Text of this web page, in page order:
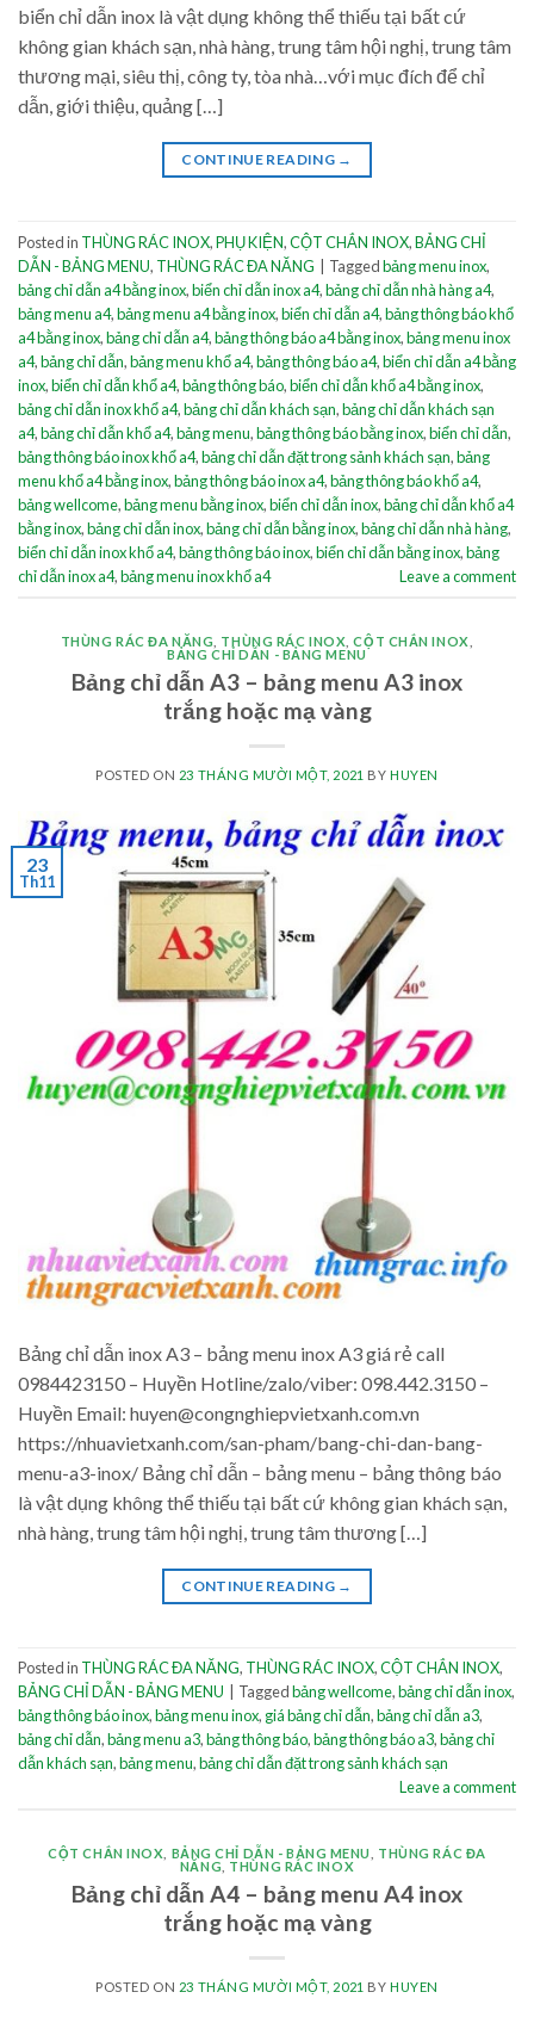
biển chỉ dẫn inox là vật dụng không thể thiếu tại bất cứ
không gian khách sạn, nhà hàng, trung tâm hội nghị, trung tâm
thương mại, siêu thị, công ty, tòa nhà…với mục đích để chỉ
dẫn, giới thiệu, quảng […]
CONTINUE READING →
Posted in THÙNG RÁC INOX,PHỤ KIỆN,CỘT CHẮN INOX,BẢNG CHỈ
DẪN - BẢNG MENU, THÙNG RÁC ĐA NĂNG Taggedbảng menu inox,
bảng chỉ dẫn a4 bằng inox,biển chỉ dẫn inox a4,bảng chỉ dẫn nhà hàng a4,
bảng menu a4,bảng menu a4 bằng inox,biển chỉ dẫn a4,bảng thông báo khổ
a4 bằng inox,bảng chỉ dẫn a4,bảng thông báo a4 bằng inox,bảng menu inox
a4,bảng chỉ dẫn,bảng menu khổ a4,bảng thông báo a4,biển chỉ dẫn a4 bằng
inox,biển chỉ dẫn khổ a4,bảng thông báo,biển chỉ dẫn khổ a4 bằng inox,
bảng chỉ dẫn inox khổ a4,bảng chỉ dẫn khách sạn,bảng chỉ dẫn khách sạn
a4,bảng chỉ dẫn khổ a4,bảng menu,bảng thông báo bằng inox,biển chỉ dẫn,
bảng thông báo inox khổ a4,bảng chỉ dẫn đặt trong sảnh khách sạn,bảng
menu khổ a4 bằng inox,bảng thông báo inox a4,bảng thông báo khổ a4,
bảng wellcome,bảng menu bằng inox,biển chỉ dẫn inox,bảng chỉ dẫn khổ a4
bằng inox,bảng chỉ dẫn inox,bảng chỉ dẫn bằng inox,bảng chỉ dẫn nhà hàng,
biển chỉ dẫn inox khổ a4,bảng thông báo inox,biển chỉ dẫn bằng inox,bảng
chỉ dẫn inox a4,bảng menu inox khổ a4 Leave a comment
THÙNG RÁC ĐA NĂNG THÙNG RÁC INOX ,CỘT CHẮN INOX
BẢNG CHỈ DẪN - BẢNG MENU
Bảng chỉ dẫn A3 – bảng menu A3 inox
trắng hoặc mạ vàng
POSTED ON 23 THÁNG MƯỜI MỘT, 2021 BY HUYEN
23
Th11
Bảng chỉ dẫn inox A3 – bảng menu inox A3 giá rẻ call
0984423150 – Huyền Hotline/zalo/viber: 098.442.3150 –
Huyền Email: huyen@congnghiepvietxanh.com.vn
https://nhuavietxanh.com/san-pham/bang-chi-dan-bang-
menu-a3-inox/ Bảng chỉ dẫn – bảng menu – bảng thông báo
là vật dụng không thể thiếu tại bất cứ không gian khách sạn,
nhà hàng, trung tâm hội nghị, trung tâm thương […]
CONTINUE READING →
Posted in THÙNG RÁC ĐA NĂNG, THÙNG RÁC INOX,CỘT CHẮN INOX,
BẢNG CHỈ DẪN - BẢNG MENU
Taggedbảng wellcome,bảng chỉ dẫn inox,
bảng thông báo inox,bảng menu inox, giá bảng chỉ dẫn,bảng chỉ dẫn a3,
bảng chỉ dẫn,bảng menu a3,bảng thông báo,bảng thông báo a3,bảng chỉ
dẫn khách sạn,bảng menu,bảng chỉ dẫn đặt trong sảnh khách sạn
Leave a comment
CỘT CHẮN INOX BẢNG CHỈ DẪN - BẢNG MENU
THÙNG RÁC ĐA
NĂNG
THÙNG RÁC INOX
Bảng chỉ dẫn A4 – bảng menu A4 inox
trắng hoặc mạ vàng
POSTED ON 23 THÁNG MƯỜI MỘT, 2021 BY HUYEN